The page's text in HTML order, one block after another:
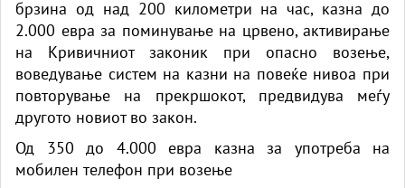
брзина од над 200 километри на час, казна до
2.000 евра за поминување на црвено, активирање
на Кривичниот законик при опасно возење,
воведување систем на казни на повеќе нивоа при
повторување на прекршокот, предвидува меѓу
другото новиот во закон.
Од 350 до 4.000 евра казна за употреба на
мобилен телефон при возење